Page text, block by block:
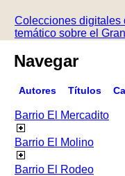
Colecciones digitales
temático sobre el
Navegar
Autores Títulos
Barrio El Mercadito
Barrio El Molino
Barrio El Rodeo